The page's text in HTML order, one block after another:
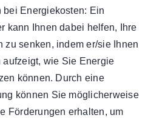
bei Energiekosten: Ein
kann Ihnen dabei helfen, Ihre
zu senken, indem er/sie Ihnen
aufzeigt, wie Sie Energie
können. Durch eine
können Sie möglicherweise
Förderungen erhalten, um